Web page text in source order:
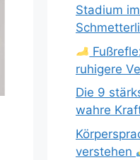
Stadium
ruhigere
Die 9
wahre
verstehen